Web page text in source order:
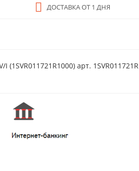
ДОСТАВКА ОТ 1 ДНЯ
арт.